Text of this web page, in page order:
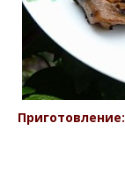
Приготовление: